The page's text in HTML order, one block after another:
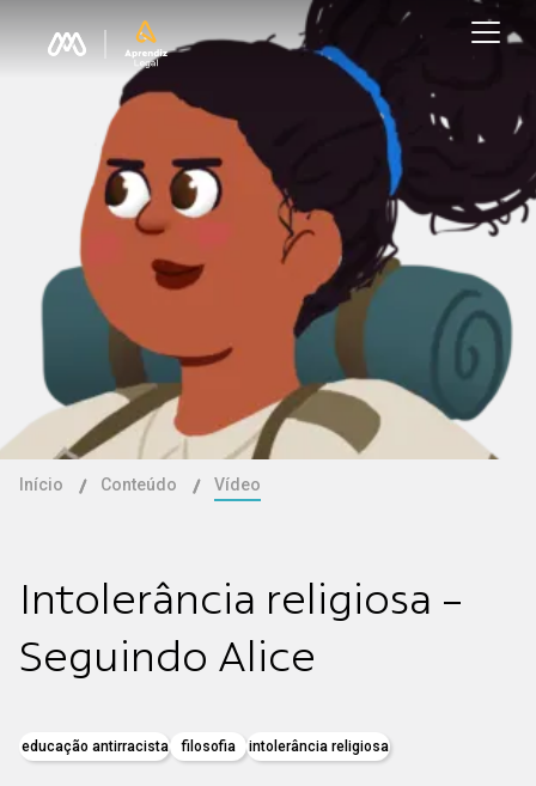
Início Conteúdo Vídeo
Intolerância religiosa -
Seguindo Alice
educação antirracista filosofia intolerância religiosa